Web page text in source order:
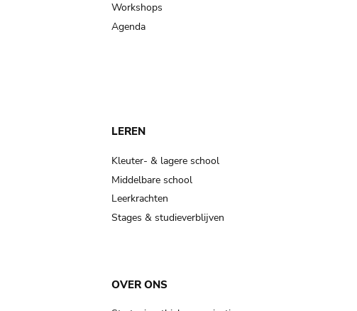
Workshops
Agenda
LEREN
Kleuter- & lagere school
Middelbare school
Leerkrachten
Stages & studieverblijven
OVER ONS